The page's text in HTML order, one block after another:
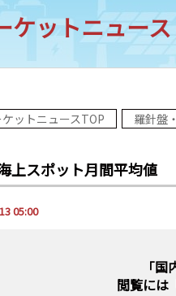
ケットニュース
ットニュースTOP 羅針盤
上スポット月間平均値
05:00
「
閲覧には